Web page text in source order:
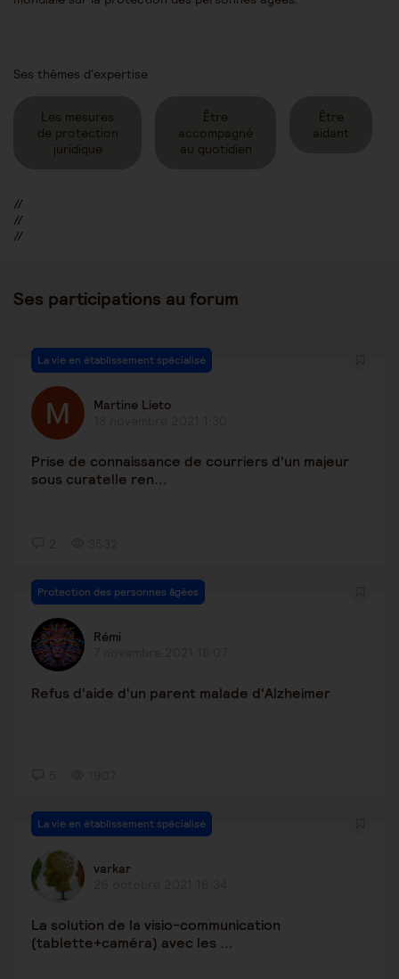
Ses thèmes d'expertise
Les mesures
de protection
juridique
Être
accompagné
au quotidien
Être
aidant
//
//
//
Ses participations au forum
La vie en établissement spécialisé
Martine Lieto
Prise de connaissance de courriers d'un majeur
sous curatelle ren...
Protection des personnes âgées
Rémi
Refus d'aide d'un parent malade d'Alzheimer
La vie en établissement spécialisé
varkar
La solution de la visio-communication
(tablette+caméra) avec les ...